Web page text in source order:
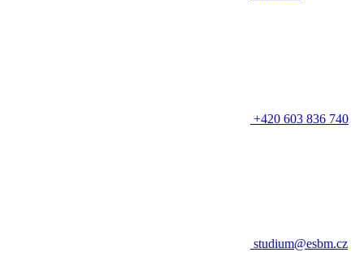
+420 603 836 740
studium@esbm.cz